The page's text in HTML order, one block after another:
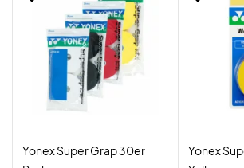
Yonex Super Grap 30er
Yonex